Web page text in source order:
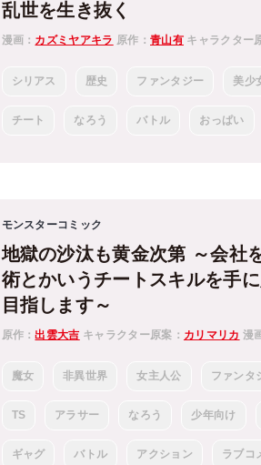
乱世を生き抜く
漫画： カズミヤアキラ 原作： 青山有キャラクター
シリアス 歴史 ファンタジー 美少
チート なろう バトル おっぱい
モンスターコミック
地獄の沙汰も黄金次第 ～会社
術とかいうチートスキルを手
目指します～
原作：出雲大吉 キャラクター原案： カリマリカ 漫
魔女 非異世界 女主人公 ファンタ
TS アラサー なろう 少年向け
ギャグ バトル アクション ラブコ